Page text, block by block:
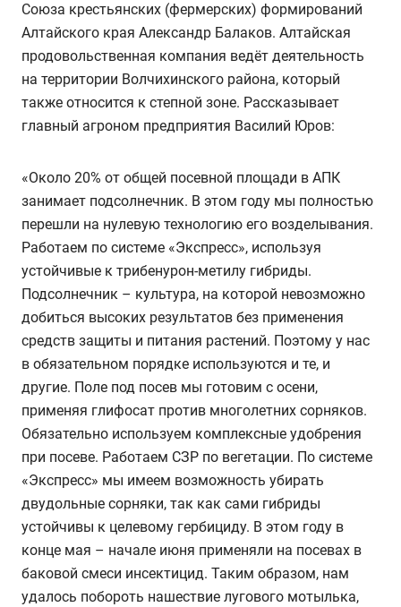
Союза крестьянских (фермерских) формирований
Алтайского края Александр Балаков. Алтайская
продовольственная компания ведёт деятельность
на территории Волчихинского района, который
также относится к степной зоне. Рассказывает
главный агроном предприятия Василий Юров:
«Около 20% от общей посевной площади в АПК
занимает подсолнечник. В этом году мы полностью
перешли на нулевую технологию его возделывания.
Работаем по системе «Экспресс», используя
устойчивые к трибенурон-метилу гибриды.
Подсолнечник – культура, на которой невозможно
добиться высоких результатов без применения
средств защиты и питания растений. Поэтому у нас
в обязательном порядке используются и те, и
другие. Поле под посев мы готовим с осени,
применяя глифосат против многолетних сорняков.
Обязательно используем комплексные удобрения
при посеве. Работаем СЗР по вегетации. По системе
«Экспресс» мы имеем возможность убирать
двудольные сорняки, так как сами гибриды
устойчивы к целевому гербициду. В этом году в
конце мая – начале июня применяли на посевах в
баковой смеси инсектицид. Таким образом, нам
удалось побороть нашествие лугового мотылька,